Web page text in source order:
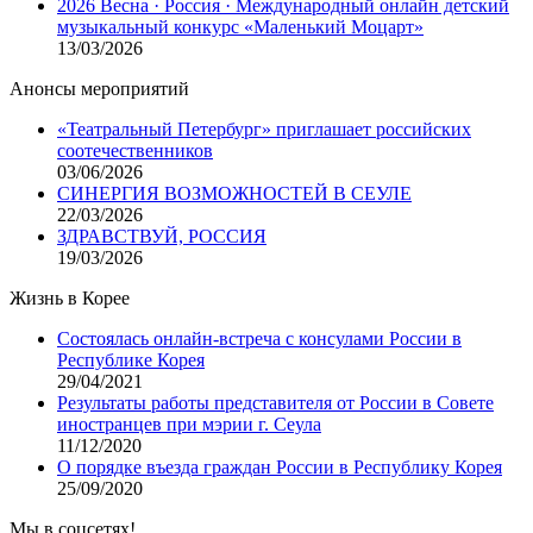
2026 Весна · Россия · Международный онлайн детский
музыкальный конкурс «Маленький Моцарт»
13/03/2026
Анонсы мероприятий
«Театральный Петербург» приглашает российских
соотечественников
03/06/2026
СИНЕРГИЯ ВОЗМОЖНОСТЕЙ В СЕУЛЕ
22/03/2026
ЗДРАВСТВУЙ, РОССИЯ
19/03/2026
Жизнь в Корее
Состоялась онлайн-встреча с консулами России в
Республике Корея
29/04/2021
Результаты работы представителя от России в Совете
иностранцев при мэрии г. Сеула
11/12/2020
О порядке въезда граждан России в Республику Корея
25/09/2020
Мы в соцсетях!